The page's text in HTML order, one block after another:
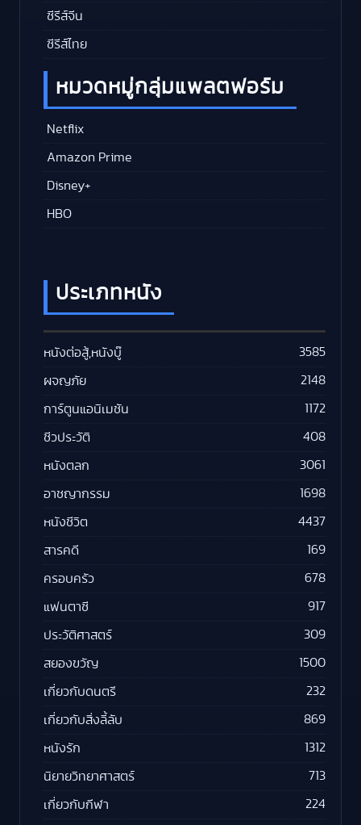
ซีรีส์จีน
ซีรีส์ไทย
หมวดหมู่กลุ่มแพลตฟอร์ม
Netflix
Amazon Prime
Disney+
HBO
ประเภทหนัง
หนังต่อสู้,หนังบู๊ 3585
ผจญภัย 2148
การ์ตูนแอนิเมชัน 1172
ชีวประวัติ 408
หนังตลก 3061
อาชญากรรม 1698
หนังชีวิต 4437
สารคดี 169
ครอบครัว 678
แฟนตาซี 917
ประวัติศาสตร์ 309
สยองขวัญ 1500
เกี่ยวกับดนตรี 232
เกี่ยวกับสิ่งลี้ลับ 869
หนังรัก 1312
นิยายวิทยาศาสตร์ 713
เกี่ยวกับกีฬา 224